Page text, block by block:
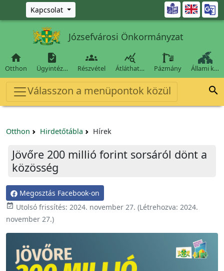
Ugrás a fő tartalomra
Kapcsolat 
Józsefvárosi Önkormányzat

Otthon

Ügyintéz…

Részvétel

Átláthat… Pázmány Állami k…
Válasszon a menüpontok közül 
Otthon Hirdetőtábla Hírek
Jövőre 200 millió forint sorsáról dönt a
közösség
Megosztás Facebook-on
 Utolsó frissítés: 2024. november 27. (Létrehozva: 2024.
november 27.)